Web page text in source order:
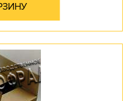
ДЛЯ КОНДИТЕРСКИХ
ИЗДЕЛИЙ